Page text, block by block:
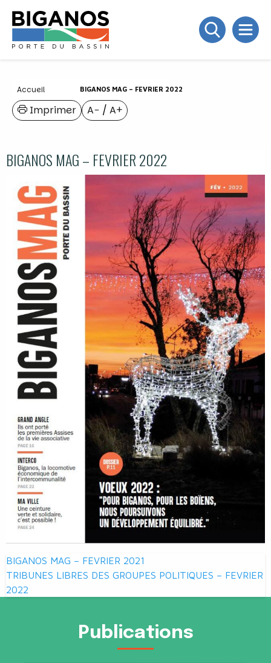
Accueil BIGANOS MAG – FEVRIER 2022
A− / A+
Imprimer
BIGANOS MAG – FEVRIER 2022
Navigation
de
l’article
BIGANOS MAG – FEVRIER 2021
TRIBUNES LIBRES DES GROUPES POLITIQUES – FEVRIER
2022
Publications